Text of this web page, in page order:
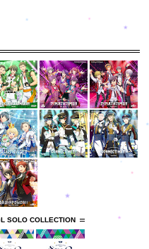
SOLO COLLECTION